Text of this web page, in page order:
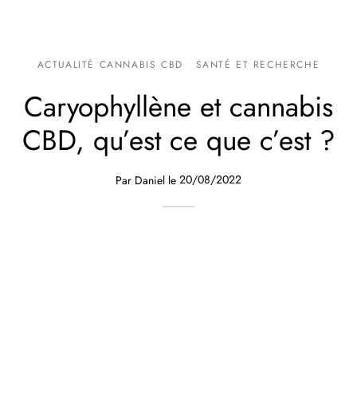
ACTUALITÉ CANNABIS CBD SANTÉ ET RECHERCHE
Caryophyllène et cannabis
CBD, qu’est ce que c’est ?
Par Daniel le 20/08/2022